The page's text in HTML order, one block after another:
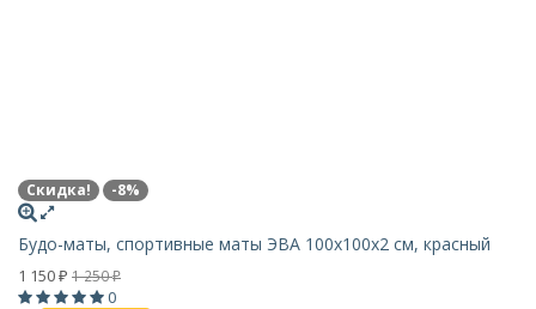
Скидка! -8%
Будо-маты, спортивные маты ЭВА 100х100x2 см, красный
1 150 ₽ 1 250₽
0